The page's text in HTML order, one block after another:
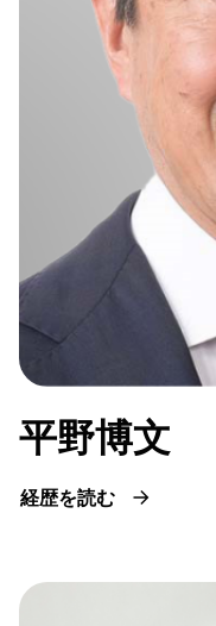
平野博文
経歴を読む